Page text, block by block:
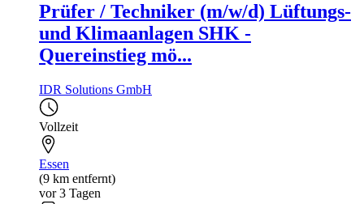
Prüfer / Techniker (m/w/d) Lüftungs-
und Klimaanlagen SHK -
Quereinstieg mö...
IDR Solutions GmbH
Vollzeit
Essen
(9 km entfernt)
vor 3 Tagen